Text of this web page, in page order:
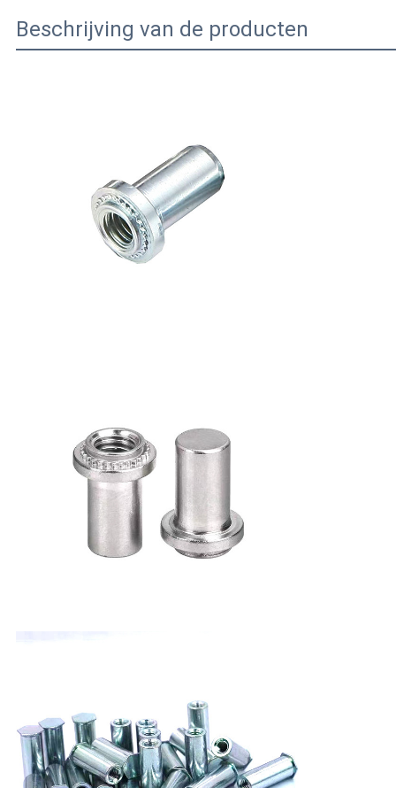
Beschrijving van de producten